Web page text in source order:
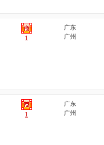
1
广东
广州
1
广东
广州